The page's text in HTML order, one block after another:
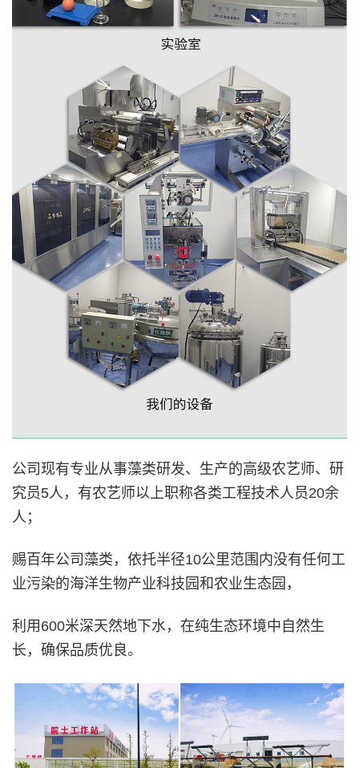
公司现有专业从事藻类研发、生产的高级农艺师、研
究员5人，有农艺师以上职称各类工程技术人员20余
人；
赐百年公司藻类，依托半径10公里范围内没有任何工
业污染的海洋生物产业科技园和农业生态园，
利用600米深天然地下水，在纯生态环境中自然生
长，确保品质优良。